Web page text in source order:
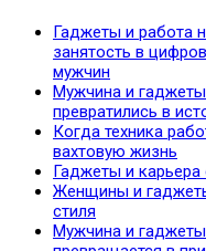
Гаджеты и работа
занятость в
мужчин
Мужчина и
превратились в
Когда техника
вахтовую жизнь
Гаджеты и карьера
Женщины и
стиля
Мужчина и